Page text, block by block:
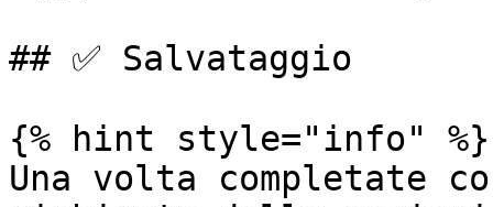
## ✅ Salvataggio
{% hint style="info" %}
Una volta completate